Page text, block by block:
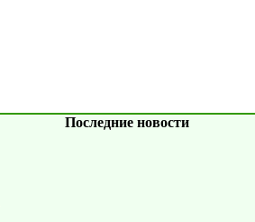
Последние новости